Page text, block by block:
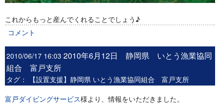
これからもっと産んでくれることでしょう♪
コメント
2010/06/17 16:03 2010年6月12日 静岡県 いとう漁業協同
組合 富戸支所
タグ：
【設置支援】静岡県 いとう漁業協同組合 富戸支所
富戸ダイビングサービス様より、情報をいただきました。